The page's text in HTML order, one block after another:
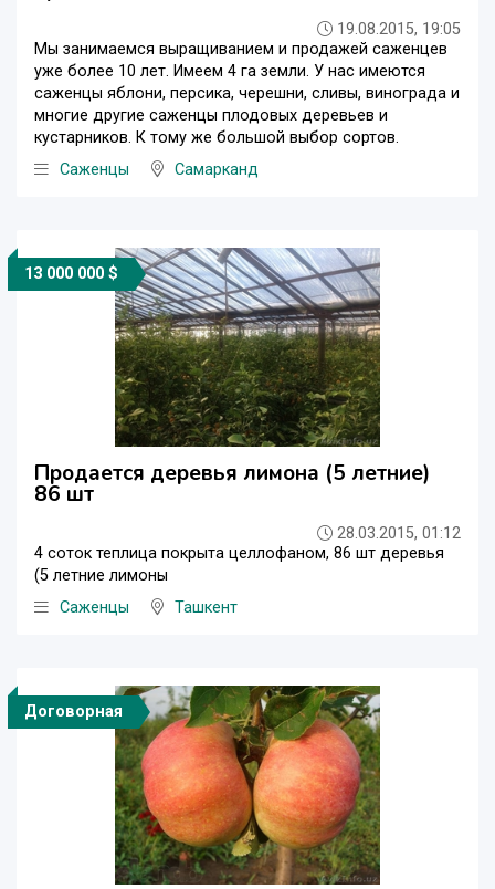
19.08.2015, 19:05
Мы занимаемся выращиванием и продажей саженцев
уже более 10 лет. Имеем 4 га земли. У нас имеются
саженцы яблони, персика, черешни, сливы, винограда и
многие другие саженцы плодовых деревьев и
кустарников. К тому же большой выбор сортов.
Саженцы
Самарканд
13 000 000 $
Продается деревья лимона (5 летние)
86 шт
28.03.2015, 01:12
4 соток теплица покрыта целлофаном, 86 шт деревья
(5 летние лимоны
Саженцы
Ташкент
Договорная